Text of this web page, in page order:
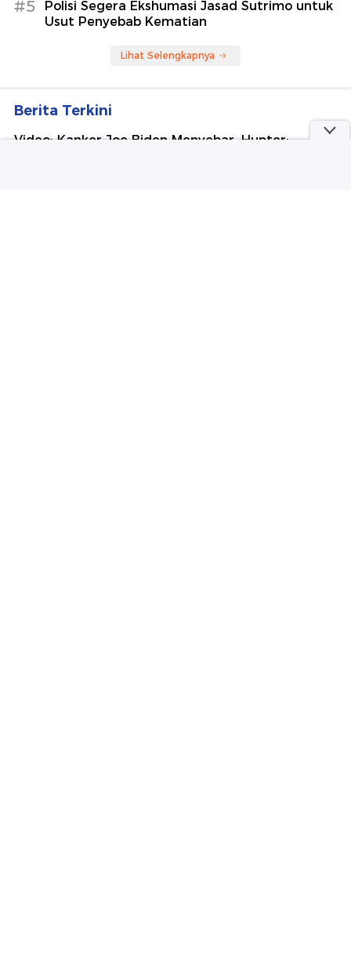
#5
Polisi Segera Ekshumasi Jasad Sutrimo untuk
Usut Penyebab Kematian
Lihat Selengkapnya
Berita Terkini
Video: Kanker Joe Biden Menyebar, Hunter: